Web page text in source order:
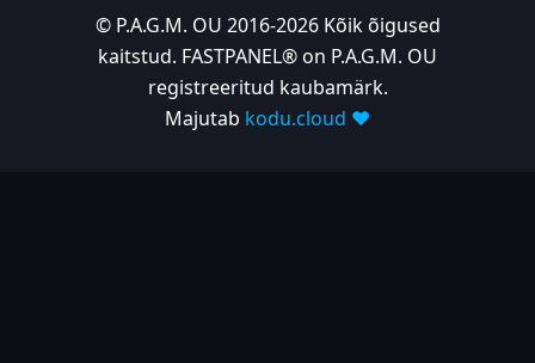
© P.A.G.M. OU 2016-2026 Kõik õigused
kaitstud. FASTPANEL® on P.A.G.M. OU
registreeritud kaubamärk.
Majutab kodu.cloud ❤️